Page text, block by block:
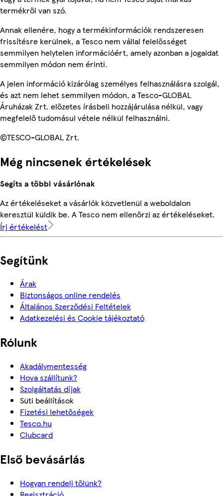
termékről van szó.
Annak ellenére, hogy a termékinformációk rendszeresen
frissítésre kerülnek, a Tesco nem vállal felelősséget
semmilyen helytelen információért, amely azonban a jogaidat
semmilyen módon nem érinti.
A jelen információ kizárólag személyes felhasználásra szolgál,
és azt nem lehet semmilyen módon, a Tesco-GLOBAL
Áruházak Zrt. előzetes írásbeli hozzájárulása nélkül, vagy
megfelelő tudomásul vétele nélkül felhasználni.
©TESCO-GLOBAL Zrt.
Még nincsenek értékelések
Segíts a többi vásárlónak
Az értékeléseket a vásárlók közvetlenül a weboldalon
keresztül küldik be. A Tesco nem ellenőrzi az értékeléseket.
Írj értékelést
Segítünk
Árak
Biztonságos online rendelés
Általános Szerződési Feltételek
Adatkezelési és Cookie tájékoztató
Rólunk
Akadálymentesség
Hova szállítunk?
Szolgáltatás díjak
Süti beállítások
Fizetési lehetőségek
Tesco.hu
Clubcard
Első bevásárlás
Hogyan rendelj tőlünk?